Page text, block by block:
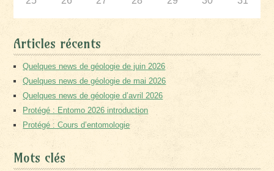
Articles récents
Quelques news de géologie de juin 2026
Quelques news de géologie de mai 2026
Quelques news de géologie d’avril 2026
Protégé : Entomo 2026 introduction
Protégé : Cours d’entomologie
Mots clés